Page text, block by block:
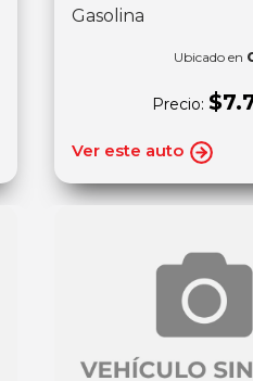
Gasolina
Ubicado en
Precio:
Ver este auto